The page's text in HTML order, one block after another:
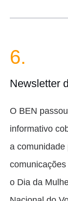
6.
Newsletter
O BEN
informativo
a comunidade
o Dia da